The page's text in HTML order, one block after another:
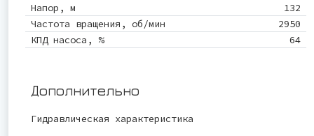
Напор, м
132
Частота вращения, об/мин
2950
КПД насоса, %
64
Дополнительно
Гидравлическая характеристика